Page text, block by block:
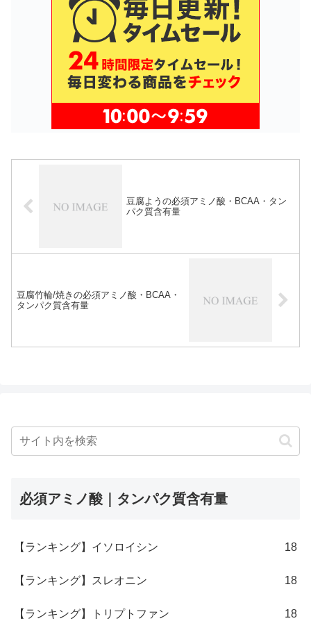
豆腐ようの必須アミノ酸・BCAA・タン
パク質含有量
豆腐竹輪/焼きの必須アミノ酸・BCAA・
タンパク質含有量
必須アミノ酸｜タンパク質含有量
【ランキング】イソロイシン 18
【ランキング】スレオニン 18
【ランキング】トリプトファン 18